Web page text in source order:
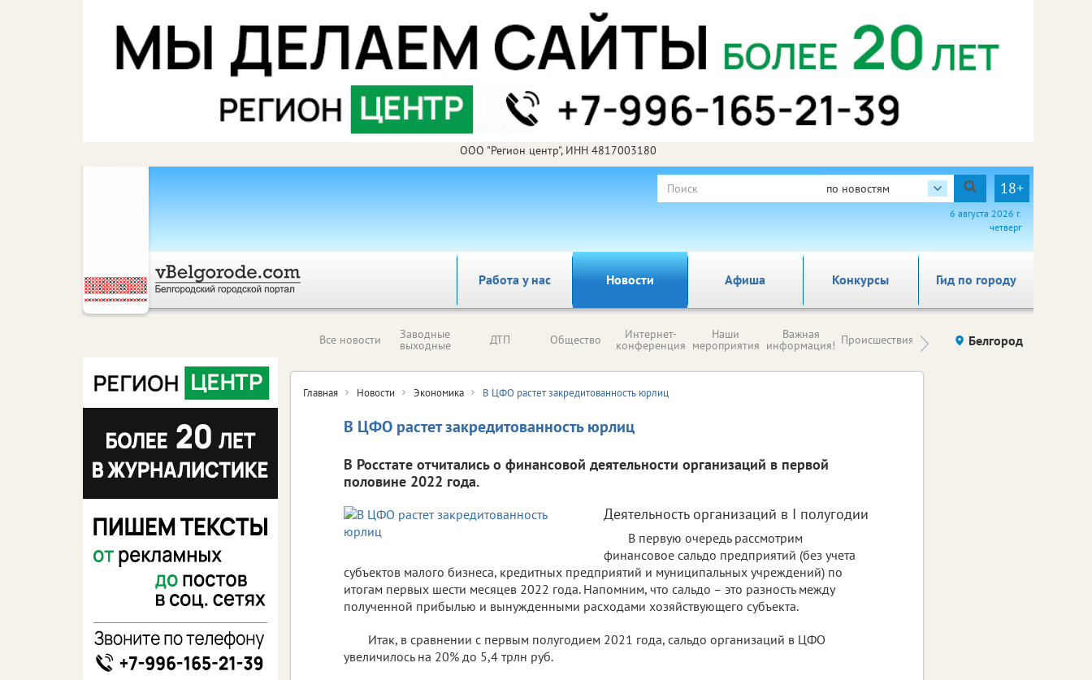
ООО "Регион центр", ИНН 4817003180
по новостям 18+
6 августа 2026 г.
четверг
Работа у нас Новости Афиша Гид по городу
Конкурсы
Все новости Заводные
выходные ДТП Общество Интернет-
конференция
Наши
мероприятия
Важная
информация! Происшествия Здоровье компаний (на
правах
Белгород
Главная Новости Экономика В ЦФО растет закредитованность юрлиц
В ЦФО растет закредитованность юрлиц
В Росстате отчитались о финансовой деятельности организаций в первой
половине 2022 года.
Деятельность организаций в I полугодии
В первую очередь рассмотрим
финансовое сальдо предприятий (без учета
субъектов малого бизнеса, кредитных предприятий и муниципальных учреждений) по
итогам первых шести месяцев 2022 года. Напомним, что сальдо – это разность между
полученной прибылью и вынужденными расходами хозяйствующего субъекта.
Итак, в сравнении с первым полугодием 2021 года, сальдо организаций в ЦФО
увеличилось на 20% до 5,4 трлн руб.